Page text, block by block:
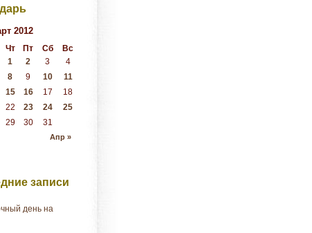
2012
Чт Пт Сб Вс
Апр »
1 2 3
4
8 9 10
11
15 16 17
18
22 23 24
25
29 30 31
записи
день на